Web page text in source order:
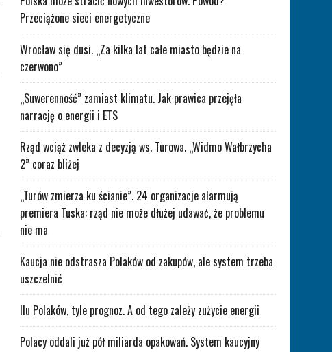
Przeciążone sieci energetyczne
Wrocław się dusi. „Za kilka lat całe miasto będzie na
czerwono”
„Suwerenność” zamiast klimatu. Jak prawica przejęła
narrację o energii i ETS
Rząd wciąż zwleka z decyzją ws. Turowa. „Widmo Wałbrzycha
2” coraz bliżej
„Turów zmierza ku ścianie”. 24 organizacje alarmują
premiera Tuska: rząd nie może dłużej udawać, że problemu
nie ma
Kaucja nie odstrasza Polaków od zakupów, ale system trzeba
uszczelnić
Ilu Polaków, tyle prognoz. A od tego zależy zużycie energii
Polacy oddali już pół miliarda opakowań. System kaucyjny